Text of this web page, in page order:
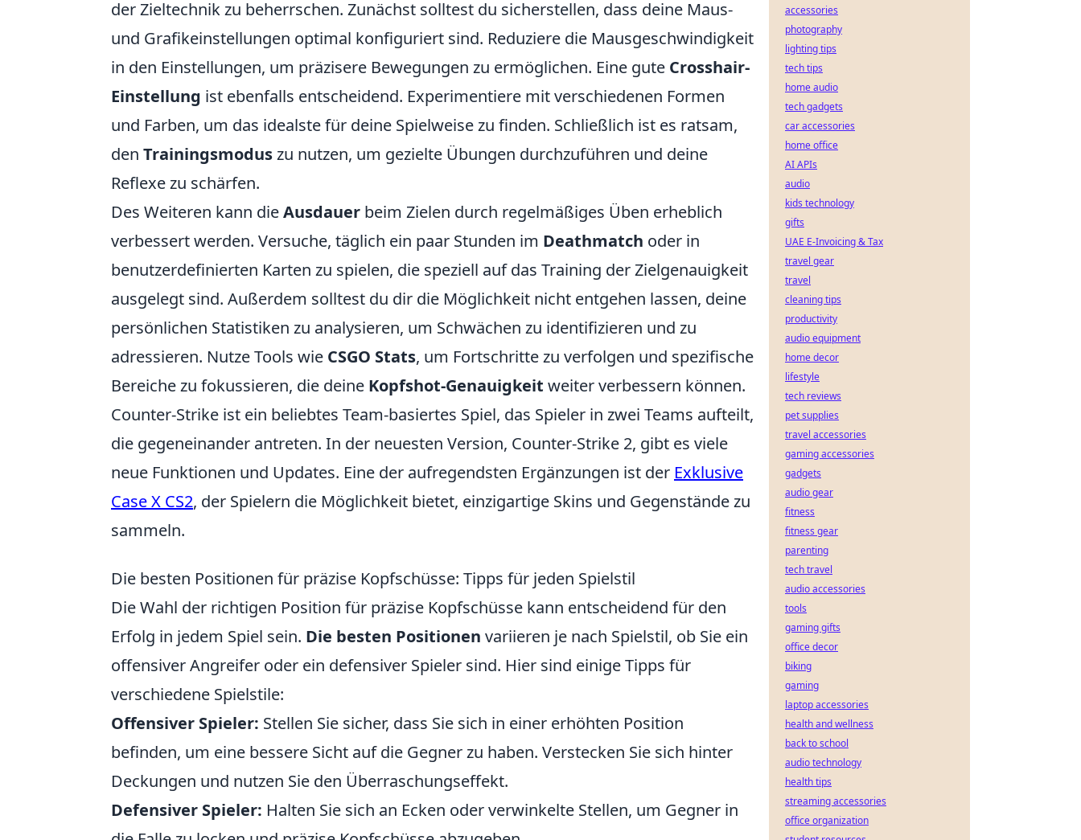
der Zieltechnik zu beherrschen. Zunächst solltest du sicherstellen, dass deine Maus-
und Grafikeinstellungen optimal konfiguriert sind. Reduziere die Mausgeschwindigkeit
in den Einstellungen, um präzisere Bewegungen zu ermöglichen. Eine gute Crosshair-
Einstellung ist ebenfalls entscheidend. Experimentiere mit verschiedenen Formen
und Farben, um das idealste für deine Spielweise zu finden. Schließlich ist es ratsam,
den Trainingsmoduszu nutzen, um gezielte Übungen durchzuführen und deine
Reflexe zu schärfen.
Des Weiteren kann dieAusdauer beim Zielen durch regelmäßiges Üben erheblich
verbessert werden. Versuche, täglich ein paar Stunden im Deathmatch oder in
benutzerdefinierten Karten zu spielen, die speziell auf das Training der Zielgenauigkeit
ausgelegt sind. Außerdem solltest du dir die Möglichkeit nicht entgehen lassen, deine
persönlichen Statistiken zu analysieren, um Schwächen zu identifizieren und zu
adressieren. Nutze Tools wie CSGO Stats, um Fortschritte zu verfolgen und spezifische
Bereiche zu fokussieren, die deine Kopfshot-Genauigkeit weiter verbessern können.
Counter-Strike ist ein beliebtes Team-basiertes Spiel, das Spieler in zwei Teams aufteilt,
die gegeneinander antreten. In der neuesten Version, Counter-Strike 2, gibt es viele
neue Funktionen und Updates. Eine der aufregendsten Ergänzungen ist der Exklusive
Case X CS2, der Spielern die Möglichkeit bietet, einzigartige Skins und Gegenstände zu
sammeln.
Die besten Positionen für präzise Kopfschüsse: Tipps für jeden Spielstil
Die Wahl der richtigen Position für präzise Kopfschüsse kann entscheidend für den
Erfolg in jedem Spiel sein. Die besten Positionen variieren je nach Spielstil, ob Sie ein
offensiver Angreifer oder ein defensiver Spieler sind. Hier sind einige Tipps für
verschiedene Spielstile:
Offensiver Spieler: Stellen Sie sicher, dass Sie sich in einer erhöhten Position
befinden, um eine bessere Sicht auf die Gegner zu haben. Verstecken Sie sich hinter
Deckungen und nutzen Sie den Überraschungseffekt.
Defensiver Spieler: Halten Sie sich an Ecken oder verwinkelte Stellen, um Gegner in
accessories
photography
lighting tips
tech tips
home audio
tech gadgets
car accessories
home office
AI APIs
audio
kids technology
gifts
UAE E-Invoicing & Tax
travel gear
travel
cleaning tips
productivity
audio equipment
home decor
lifestyle
tech reviews
pet supplies
travel accessories
gaming accessories
gadgets
audio gear
fitness
fitness gear
parenting
tech travel
audio accessories
tools
gaming gifts
office decor
biking
gaming
laptop accessories
health and wellness
back to school
audio technology
health tips
streaming accessories
office organization